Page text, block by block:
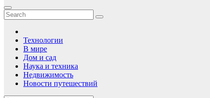
Технологии
В мире
Дом и сад
Наука и техника
Недвижимость
Новости путешествий